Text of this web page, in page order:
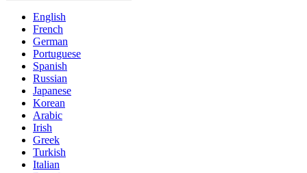
English
French
German
Portuguese
Spanish
Russian
Japanese
Korean
Arabic
Irish
Greek
Turkish
Italian